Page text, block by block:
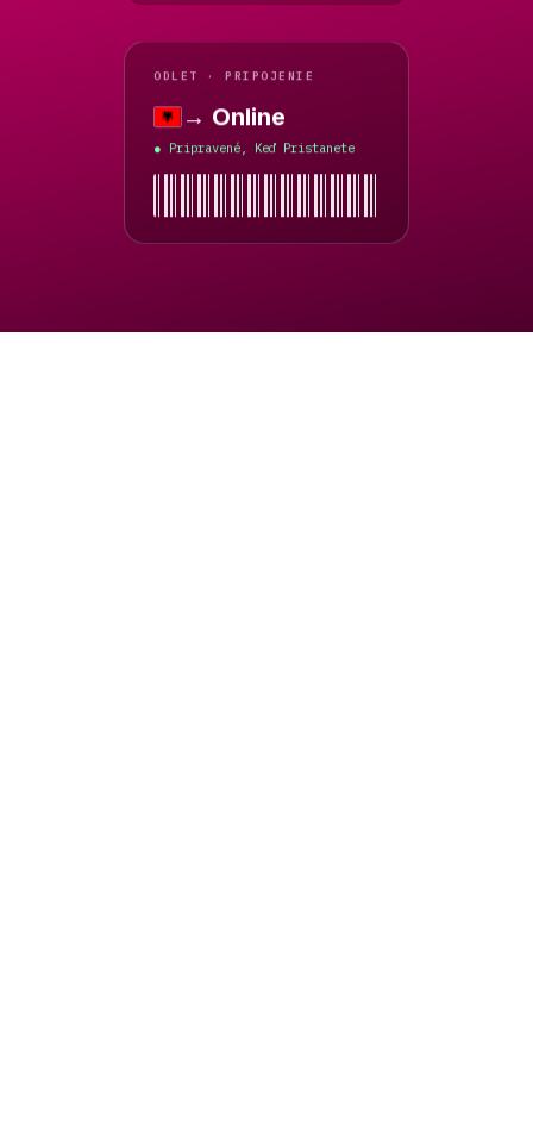
ODLET · PRIPOJENIE
Albánsko
→ Online
● Pripravené, Keď Pristanete